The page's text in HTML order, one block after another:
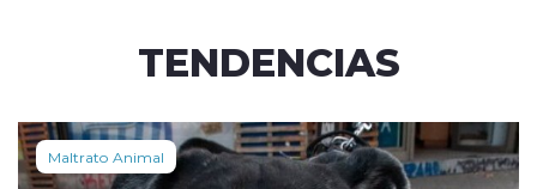
TENDENCIAS
Maltrato Animal